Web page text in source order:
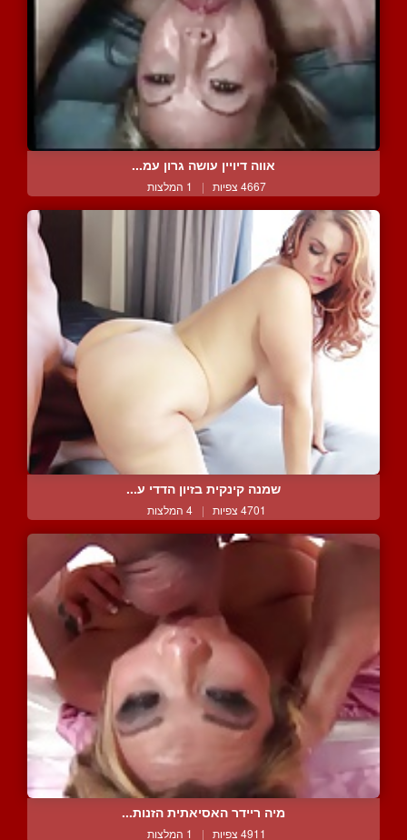
אווה דיויין עושה גרון עמ...
4667 צפיות | 1 המלצות
שמנה קינקית בזיון הדדי ע...
4701 צפיות | 4 המלצות
מיה ריידר האסיאתית הזנות...
4911 צפיות | 1 המלצות